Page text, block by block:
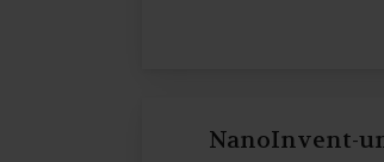
NanoInvent-